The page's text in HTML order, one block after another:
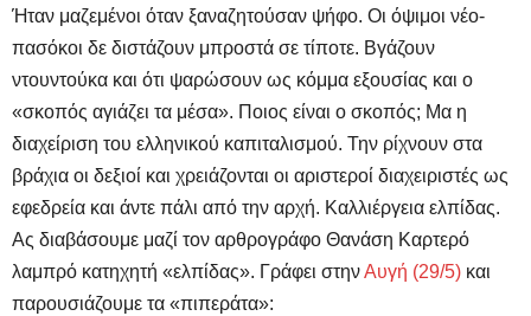
Ήταν μαζεμένοι όταν ξαναζητούσαν ψήφο. Οι όψιμοι νέο-
πασόκοι δε διστάζουν μπροστά σε τίποτε. Βγάζουν
ντουντούκα και ότι ψαρώσουν ως κόμμα εξουσίας και ο
«σκοπός αγιάζει τα μέσα». Ποιος είναι ο σκοπός; Μα η
διαχείριση του ελληνικού καπιταλισμού. Την ρίχνουν στα
βράχια οι δεξιοί και χρειάζονται οι αριστεροί διαχειριστές ως
εφεδρεία και άντε πάλι από την αρχή. Καλλιέργεια ελπίδας.
Ας διαβάσουμε μαζί τον αρθρογράφο Θανάση Καρτερό
λαμπρό κατηχητή «ελπίδας». Γράφει στηνΑυγή (29/5) και
παρουσιάζουμε τα «πιπεράτα»: